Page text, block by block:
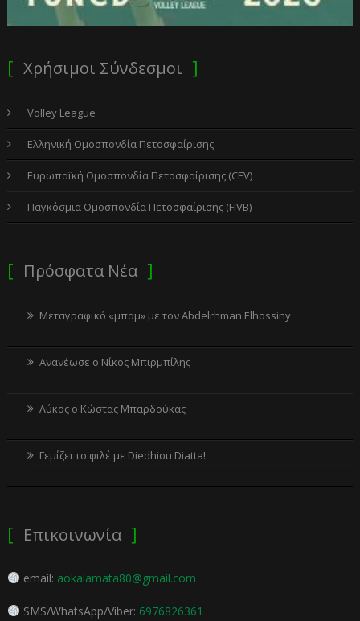
Χρήσιμοι Σύνδεσμοι
Volley League
Ελληνική Ομοσπονδία Πετοσφαίρισης
Ευρωπαϊκή Ομοσπονδία Πετοσφαίρισης (CEV)
Παγκόσμια Ομοσπονδία Πετοσφαίρισης (FIVB)
Πρόσφατα Νέα
Μεταγραφικό «μπαμ» με τον Abdelrhman Elhossiny
Ανανέωσε ο Νίκος Μπιρμπίλης
Λύκος ο Κώστας Μπαρδούκας
Γεμίζει το φιλέ με Diedhiou Diatta!
Επικοινωνία
email: aokalamata80@gmail.com
SMS/WhatsApp/Viber: 6976826361